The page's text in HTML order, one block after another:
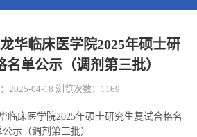
华临床医学院2025年硕士研
名单公示（调剂第三批）
2025-04-18 浏览次数： 1169
临床医学院2025年硕士研究生复试合格名
公示（调剂第三批）